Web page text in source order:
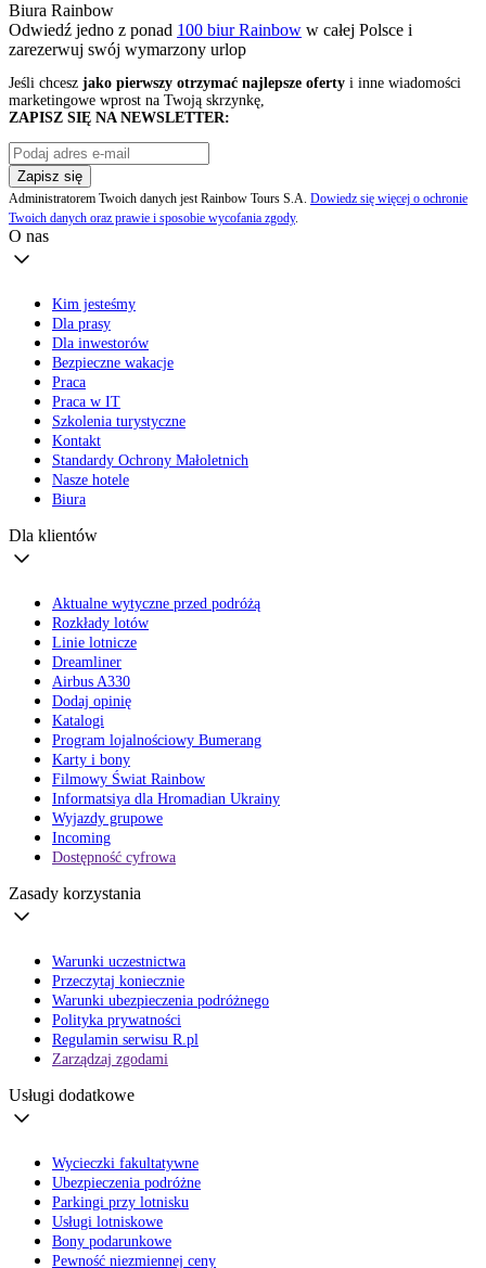
Biura Rainbow
Odwiedź jedno z ponad 100 biur Rainbow w całej Polsce i
zarezerwuj swój wymarzony urlop
Jeśli chcesz jako pierwszy otrzymać najlepsze oferty i inne wiadomości
marketingowe wprost na Twoją skrzynkę,
ZAPISZ SIĘ NA NEWSLETTER:
Zapisz się
Administratorem Twoich danych jest Rainbow Tours S.A. Dowiedz się więcej o ochronie
Twoich danych oraz prawie i sposobie wycofania zgody.
O nas
Kim jesteśmy
Dla prasy
Dla inwestorów
Bezpieczne wakacje
Praca
Praca w IT
Szkolenia turystyczne
Kontakt
Standardy Ochrony Małoletnich
Nasze hotele
Biura
Dla klientów
Aktualne wytyczne przed podróżą
Rozkłady lotów
Linie lotnicze
Dreamliner
Airbus A330
Dodaj opinię
Katalogi
Program lojalnościowy Bumerang
Karty i bony
Filmowy Świat Rainbow
Informatsiya dla Hromadian Ukrainy
Wyjazdy grupowe
Incoming
Dostępność cyfrowa
Zasady korzystania
Warunki uczestnictwa
Przeczytaj koniecznie
Warunki ubezpieczenia podróżnego
Polityka prywatności
Regulamin serwisu R.pl
Zarządzaj zgodami
Usługi dodatkowe
Wycieczki fakultatywne
Ubezpieczenia podróżne
Parkingi przy lotnisku
Usługi lotniskowe
Bony podarunkowe
Pewność niezmiennej ceny